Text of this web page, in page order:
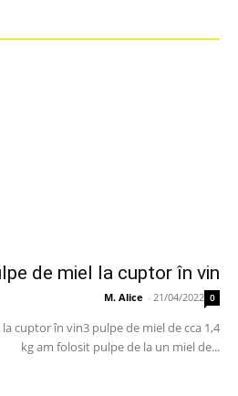
de miel la cuptor în vin
M. Alice - 21/04/2022 0
cuptor în vin3 pulpe de miel de cca 1,4
kg am folosit pulpe de la un miel de...